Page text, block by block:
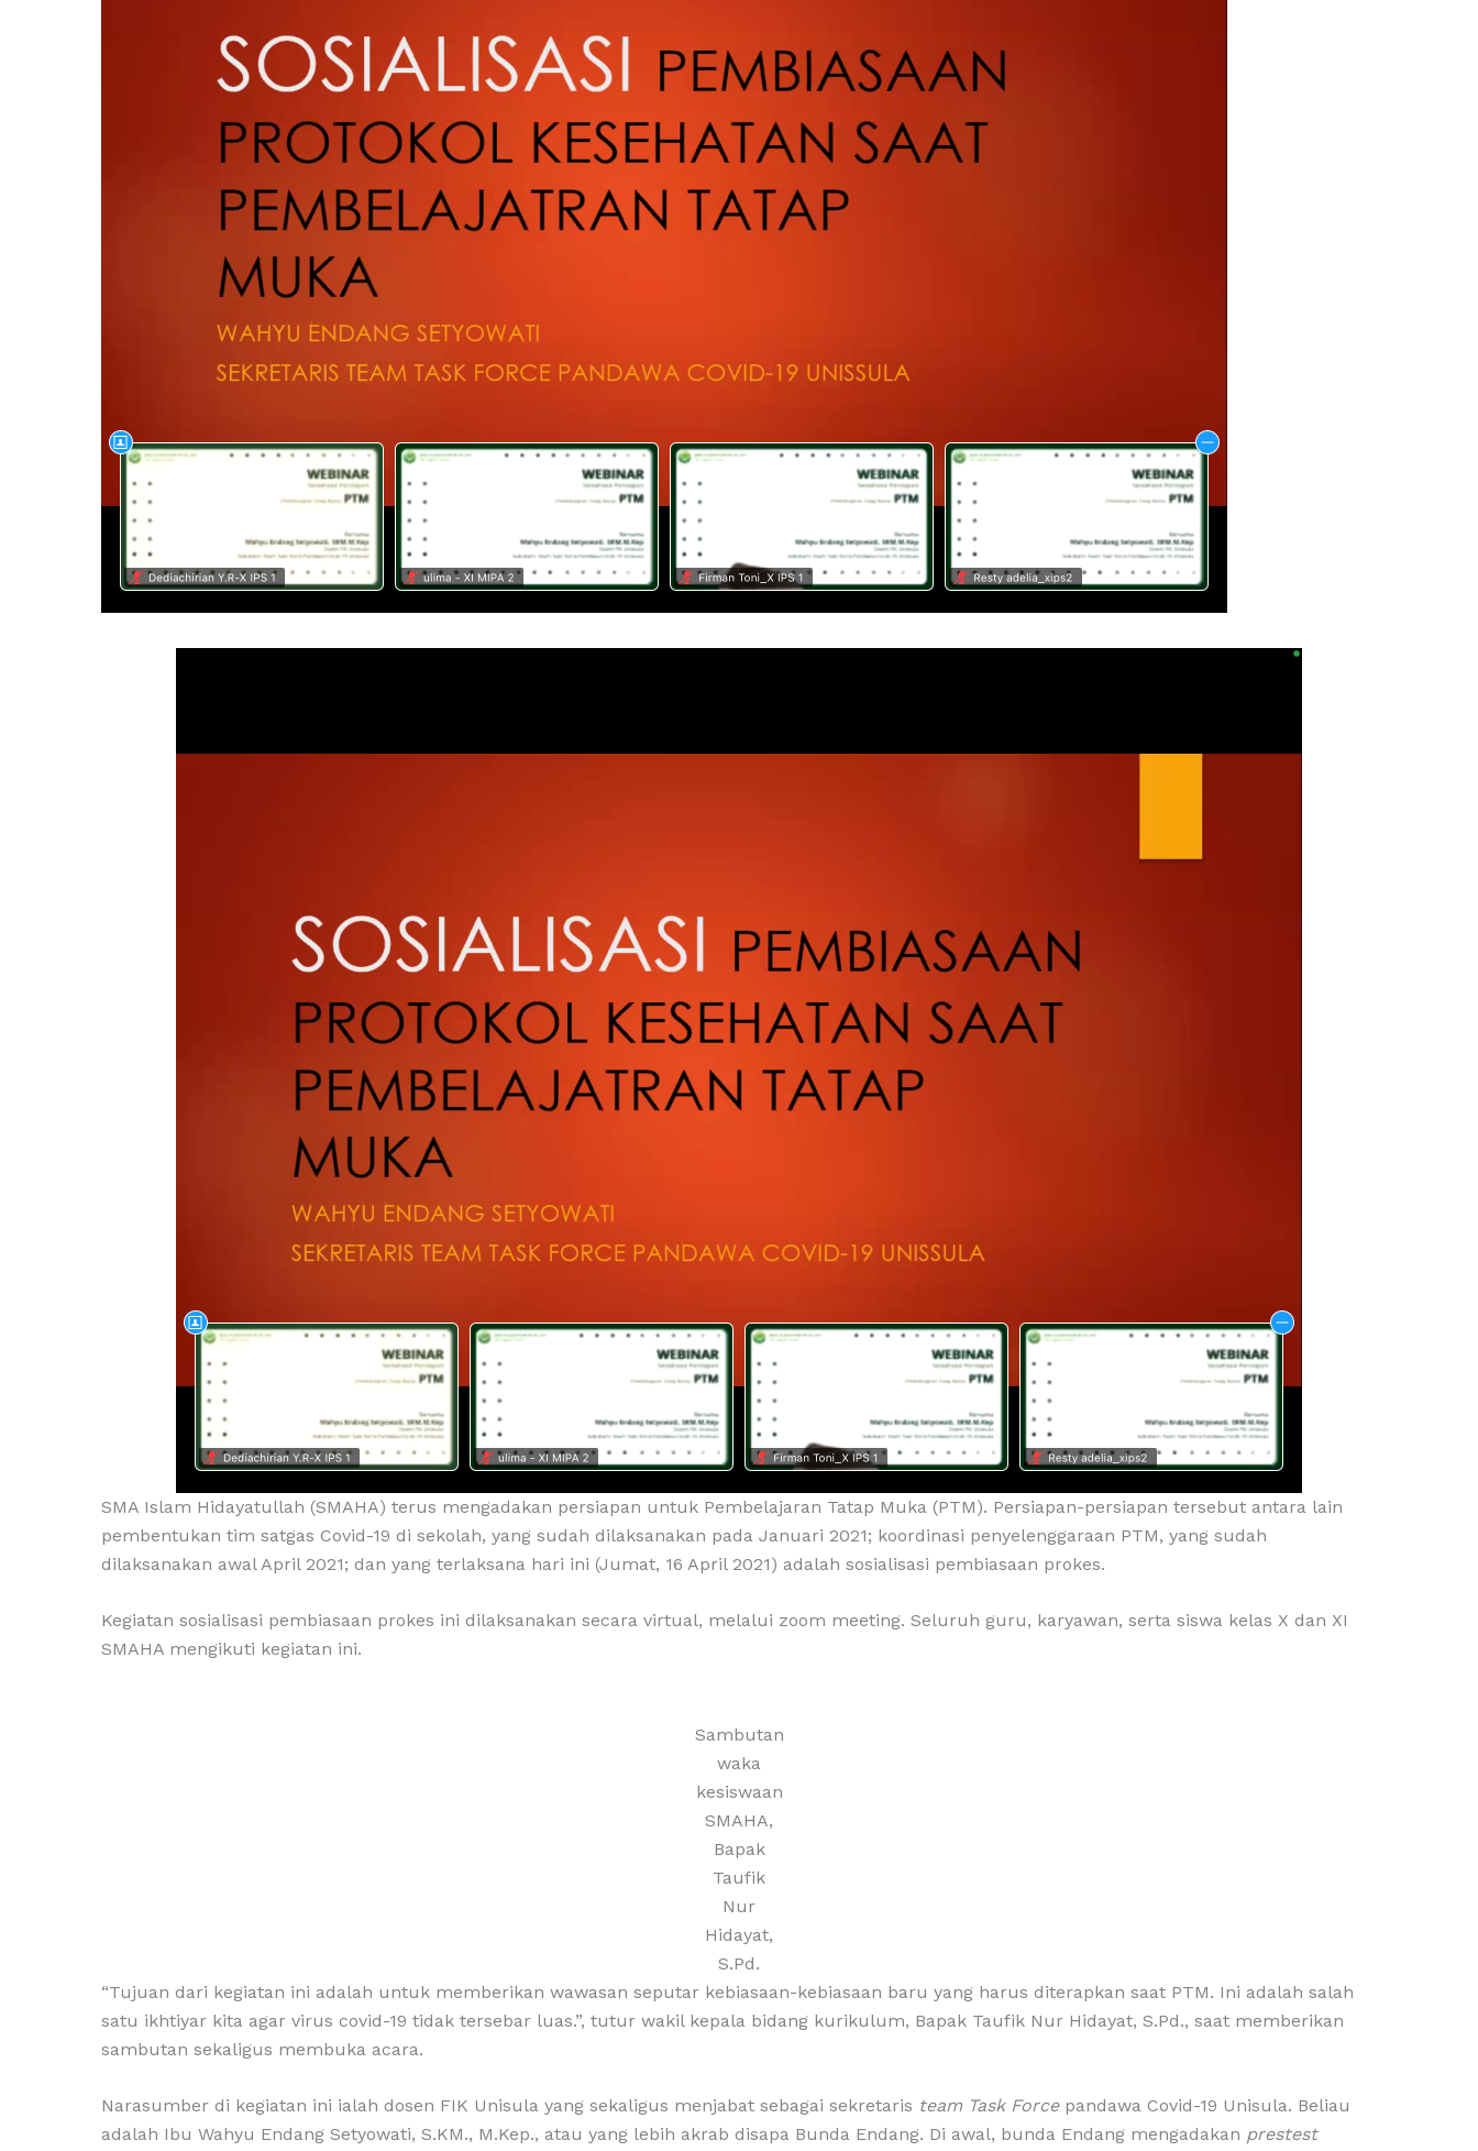
SMA Islam Hidayatullah (SMAHA) terus mengadakan persiapan untuk Pembelajaran Tatap Muka (PTM). Persiapan-persiapan tersebut antara lain
pembentukan tim satgas Covid-19 di sekolah, yang sudah dilaksanakan pada Januari 2021; koordinasi penyelenggaraan PTM, yang sudah
dilaksanakan awal April 2021; dan yang terlaksana hari ini (Jumat, 16 April 2021) adalah sosialisasi pembiasaan prokes.
Kegiatan sosialisasi pembiasaan prokes ini dilaksanakan secara virtual, melalui zoom meeting. Seluruh guru, karyawan, serta siswa kelas X dan XI
SMAHA mengikuti kegiatan ini.
Sambutan
waka
kesiswaan
SMAHA,
Bapak
Taufik
Nur
Hidayat,
S.Pd.
“Tujuan dari kegiatan ini adalah untuk memberikan wawasan seputar kebiasaan-kebiasaan baru yang harus diterapkan saat PTM. Ini adalah salah
satu ikhtiyar kita agar virus covid-19 tidak tersebar luas.”, tutur wakil kepala bidang kurikulum, Bapak Taufik Nur Hidayat, S.Pd., saat memberikan
sambutan sekaligus membuka acara.
Narasumber di kegiatan ini ialah dosen FIK Unisula yang sekaligus menjabat sebagai sekretaris team Task Forcepandawa Covid-19 Unisula. Beliau
adalah Ibu Wahyu Endang Setyowati, S.KM., M.Kep., atau yang lebih akrab disapa Bunda Endang. Di awal, bunda Endang mengadakan prestest